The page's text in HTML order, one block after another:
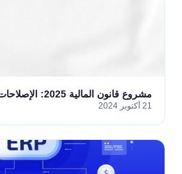
مشروع قانون المالية 2025: الإصلاحات الرئيسية
21 أكتوبر 2024